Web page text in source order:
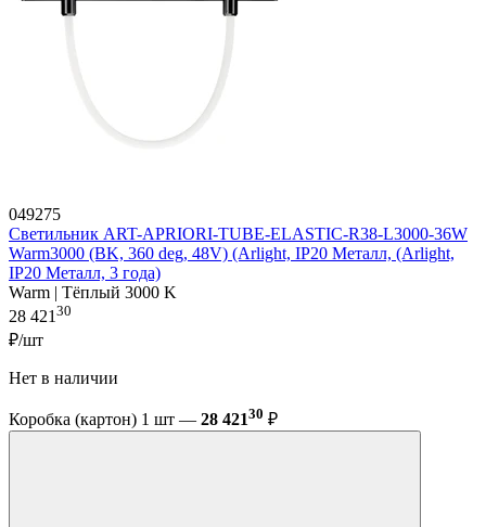
049275
Светильник ART-APRIORI-TUBE-ELASTIC-R38-L3000-36W
Warm3000 (BK, 360 deg, 48V) (Arlight, IP20 Металл, (Arlight,
IP20 Металл, 3 года)
Warm | Тёплый 3000 K
28 42130
₽/шт
Нет в наличии
Коробка (картон) 1 шт — 28 42130 ₽